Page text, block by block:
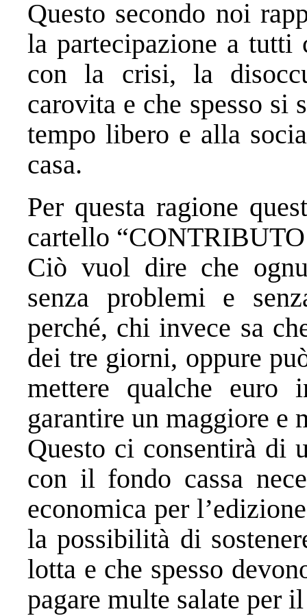
Questo secondo noi
la partecipazione a
con la crisi, la
carovita e che spesso si
tempo libero e alla
casa.
Per questa ragione
cartello
Ciò vuol dire che
senza problemi e
perché, chi invece sa
dei tre giorni, oppure
mettere qualche
garantire un maggiore e
Questo ci consentirà di
con il fondo cassa
economica per
la possibilità di
lotta e che spesso
pagare multe salate per